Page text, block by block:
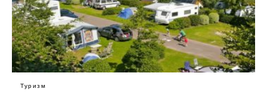
Туризм